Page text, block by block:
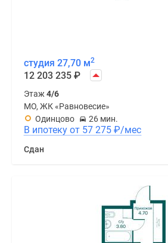
студия 27,70 м2
12 203 235 ₽
Этаж 4/6
МО, ЖК «Равновесие»
Одинцово
26 мин.
В ипотеку от 57 275 ₽/мес
Сдан